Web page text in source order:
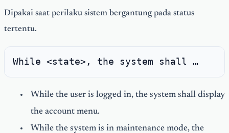
Dipakai saat perilaku sistem bergantung pada status
tertentu.
While <state>, the system shall …
While the user is logged in, the system shall display
the account menu.
While the system is in maintenance mode, the